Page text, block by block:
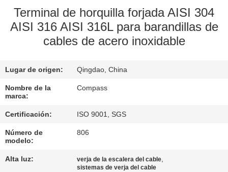
LA
FÁBRICA
DE
CALIDAD
EN
CONTACTO
Terminal de horquilla forjada AISI 304
AISI 316 AISI 316L para barandillas de
cables de acero inoxidable
Lugar de origen: Qingdao, China
Nombre de la
marca:
Compass
Certificación: ISO 9001, SGS
Número de
modelo:
806
Alta luz: verja de la escalera del cable,
sistemas de verja del cable